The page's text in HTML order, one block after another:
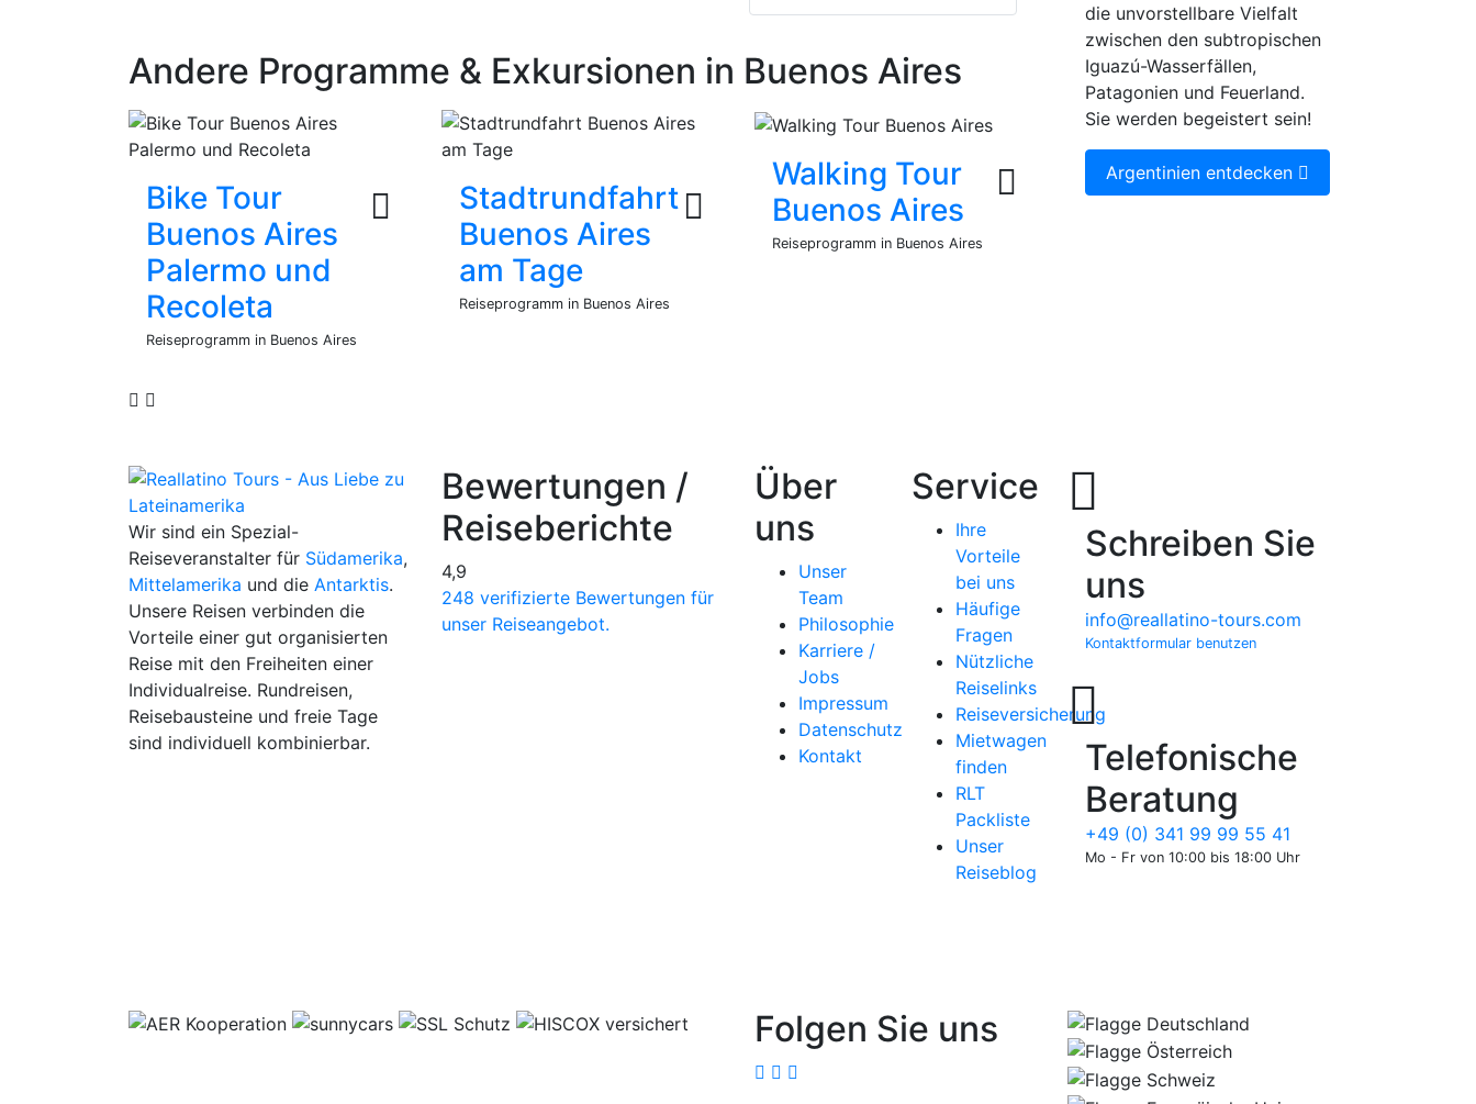
Andere Programme & Exkursionen in Buenos Aires
Bike Tour
Buenos Aires
Palermo und
Recoleta
Reiseprogramm in Buenos Aires
Stadtrundfahrt
Buenos Aires
am Tage
Reiseprogramm in Buenos Aires
Walking Tour
Buenos Aires
Reiseprogramm in Buenos Aires
die unvorstellbare Vielfalt
zwischen den subtropischen
Iguazú-Wasserfällen,
Patagonien und Feuerland.
Sie werden begeistert sein!
Argentinien entdecken
Wir sind ein Spezial-
Reiseveranstalter für Südamerika,
Mittelamerika und die Antarktis.
Unsere Reisen verbinden die
Vorteile einer gut organisierten
Reise mit den Freiheiten einer
Individualreise. Rundreisen,
Reisebausteine und freie Tage
sind individuell kombinierbar.
Bewertungen /
Reiseberichte
4,9
248 verifizierte Bewertungen für
unser Reiseangebot.
Über
uns
Unser
Team
Philosophie
Karriere /
Jobs
Impressum
Datenschutz
Kontakt
Service
Ihre
Vorteile
bei uns
Häufige
Fragen
Nützliche
Reiselinks
Reiseversicherung
Mietwagen
finden
RLT
Packliste
Unser
Reiseblog
Schreiben Sie
uns
info@reallatino-tours.com
Kontaktformular benutzen
Telefonische
Beratung
+49 (0) 341 99 99 55 41
Mo - Fr von 10:00 bis 18:00 Uhr
Folgen Sie uns